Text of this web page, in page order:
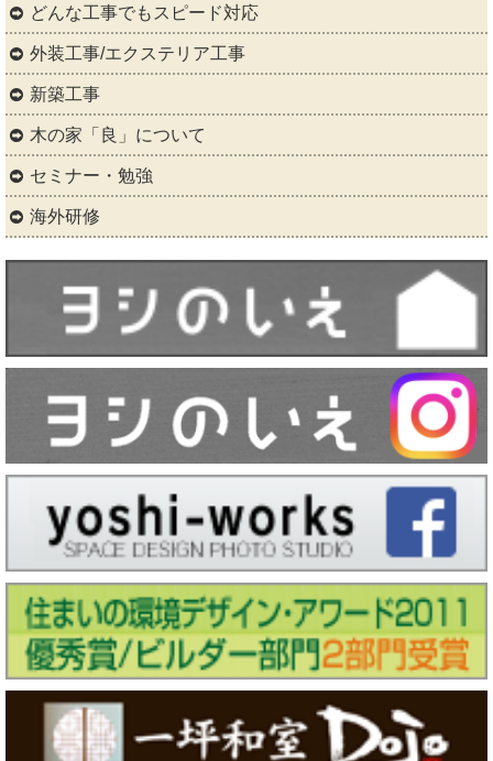
どんな工事でもスピード対応
外装工事/エクステリア工事
新築工事
木の家「良」について
セミナー・勉強
海外研修